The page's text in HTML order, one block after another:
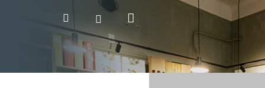
Keresés Bejelentkezés